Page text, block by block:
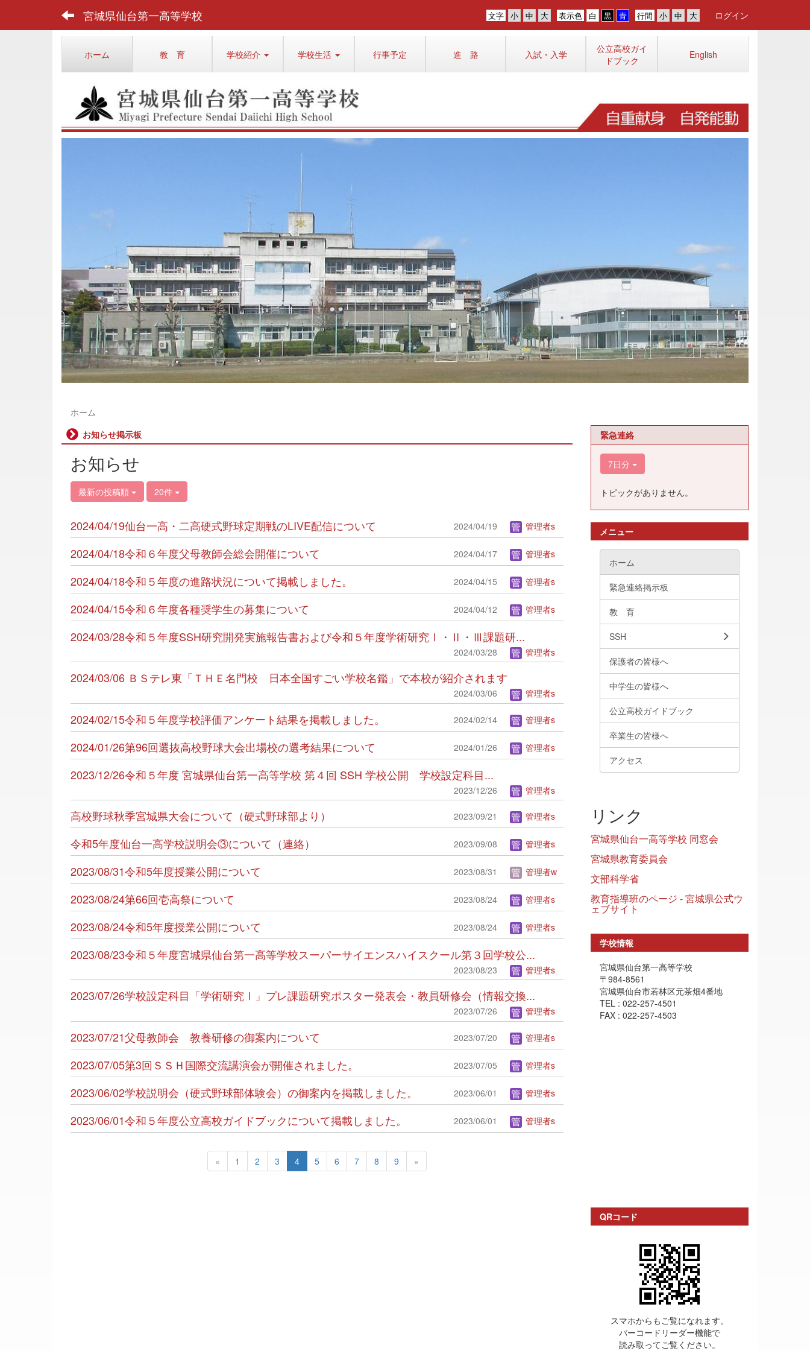
宮城県仙台第一高等学校 行間
表示色
文字 ログイン
ホーム 教 育 学校紹介 学校生活 行事予定 進 路 入試・入学
公立高校ガイ
ドブック
English
ホーム
お知らせ掲示板
お知らせ
最新の投稿順 20件
2024/04/19仙台一高・二高硬式野球定期戦のLIVE配信について 2024/04/19 管理者s
2024/04/18令和６年度父母教師会総会開催について 2024/04/17 管理者s
2024/04/18令和５年度の進路状況について掲載しました。 2024/04/15 管理者s
2024/04/15令和６年度各種奨学生の募集について 2024/04/12 管理者s
2024/03/28令和５年度SSH研究開発実施報告書および令和５年度学術研究Ⅰ・Ⅱ・Ⅲ課題研...
2024/03/28 管理者s
2024/03/06 ＢＳテレ東「ＴＨＥ名門校 日本全国すごい学校名鑑」で本校が紹介されます
2024/03/06 管理者s
2024/02/15令和５年度学校評価アンケート結果を掲載しました。 2024/02/14 管理者s
2024/01/26第96回選抜高校野球大会出場校の選考結果について 2024/01/26 管理者s
2023/12/26令和５年度 宮城県仙台第一高等学校 第４回 SSH 学校公開 学校設定科目...
2023/12/26 管理者s
高校野球秋季宮城県大会について（硬式野球部より） 2023/09/21 管理者s
令和5年度仙台一高学校説明会③について（連絡） 2023/09/08 管理者s
2023/08/31令和5年度授業公開について 2023/08/31 管理者w
2023/08/24第66回壱高祭について 2023/08/24 管理者s
2023/08/24令和5年度授業公開について 2023/08/24 管理者s
2023/08/23令和５年度宮城県仙台第一高等学校スーパーサイエンスハイスクール第３回学校公...
2023/08/23 管理者s
2023/07/26学校設定科目「学術研究Ⅰ」プレ課題研究ポスター発表会・教員研修会（情報交換...
2023/07/26 管理者s
2023/07/21父母教師会 教養研修の御案内について 2023/07/20 管理者s
2023/07/05第3回ＳＳＨ国際交流講演会が開催されました。 2023/07/05 管理者s
2023/06/02学校説明会（硬式野球部体験会）の御案内を掲載しました。 2023/06/01 管理者s
2023/06/01令和５年度公立高校ガイドブックについて掲載しました。 2023/06/01 管理者s
« 1 2 3 4 5 6 7 8 9 »
緊急連絡
7日分
トピックがありません。
メニュー
ホーム
緊急連絡掲示板
教 育
SSH
保護者の皆様へ
中学生の皆様へ
公立高校ガイドブック
卒業生の皆様へ
アクセス
リンク
宮城県仙台一高等学校 同窓会
宮城県教育委員会
文部科学省
教育指導班のページ - 宮城県公式ウ
ェブサイト
学校情報
宮城県仙台第一高等学校
〒984-8561
宮城県仙台市若林区元茶畑4番地
TEL : 022-257-4501
FAX : 022-257-4503
QRコード
スマホからもご覧になれます。
バーコードリーダー機能で
読み取ってご覧ください。